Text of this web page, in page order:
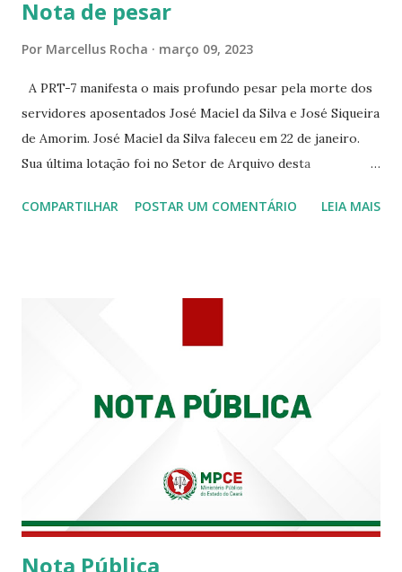
☆CINE VIP CLUBE RUA 24 DE MAIO 825 ☆CINE ECLIPSE
Nota de pesar
Por Marcellus Rocha março 09, 2023
A PRT-7 manifesta o mais profundo pesar pela morte dos
servidores aposentados José Maciel da Silva e José Siqueira
de Amorim. José Maciel da Silva faleceu em 22 de janeiro.
Sua última lotação foi no Setor de Arquivo desta
Siqueira Amorim faleceu em 28 de fevereiro e encerrou a
COMPARTILHAR POSTAR UM COMENTÁRIO LEIA MAIS
Nota Pública